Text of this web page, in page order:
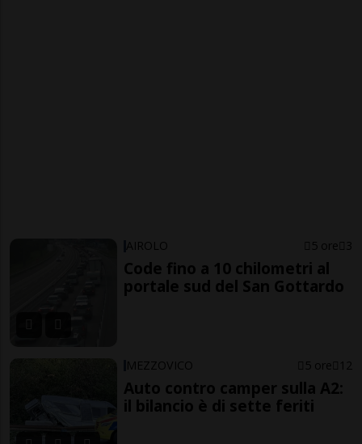
AIROLO 5 ore 3
Code fino a 10 chilometri al
portale sud del San Gottardo
MEZZOVICO 5 ore 12
Auto contro camper sulla A2:
il bilancio è di sette feriti